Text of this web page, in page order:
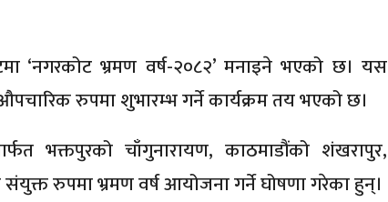
‘नगरकोट भ्रमण वर्ष-२०८२’ मनाइने भएको छ। यस
रुपमा शुभारम्भ गर्ने कार्यक्रम तय भएको छ।
भक्तपुरको चाँगुनारायण, काठमाडौंको शंखरापुर,
रुपमा भ्रमण वर्ष आयोजना गर्ने घोषणा गरेका हुन्।